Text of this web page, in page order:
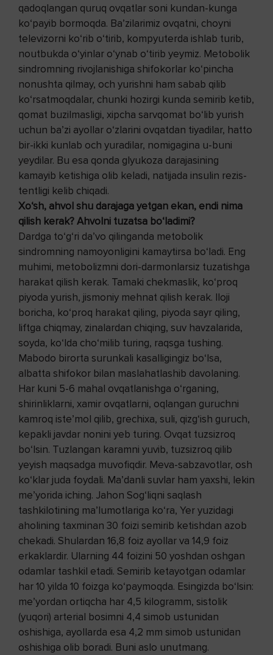
qadoqlangan quruq ovqatlar soni kundan-kunga
ko‘payib bormoqda. Ba’zilarimiz ovqatni, choyni
televizorni ko‘rib o‘tirib, kompyuterda ishlab turib,
noutbukda o‘yinlar o‘ynab o‘tirib yeymiz. Metobolik
sindromning rivojlanishiga shifokorlar ko‘pincha
nonushta qilmay, och yurishni ham sabab qilib
ko‘rsatmoqdalar, chunki hozirgi kunda semirib ketib,
qomat buzilmasligi, xipcha sarvqomat bo‘lib yurish
uchun ba’zi ayollar o‘zlarini ovqatdan tiyadilar, hatto
bir-ikki kunlab och yuradilar, nomigagina u-buni
yeydilar. Bu esa qonda glyukoza darajasining
kamayib ketishiga olib keladi, natijada insulin rezis-
tentligi kelib chiqadi.
Xo‘sh, ahvol shu darajaga yetgan ekan, endi nima
qilish kerak? Ahvolni tuzatsa bo‘ladimi?
Dardga to‘g‘ri da’vo qilinganda metobolik
sindromning namoyonligini kamaytirsa bo‘ladi. Eng
muhimi, metobolizmni dori-darmonlarsiz tuzatishga
harakat qilish kerak. Tamaki chekmaslik, ko‘proq
piyoda yurish, jismoniy mehnat qilish kerak. Iloji
boricha, ko‘proq harakat qiling, piyoda sayr qiling,
liftga chiqmay, zinalardan chiqing, suv havzalarida,
soyda, ko‘lda cho‘milib turing, raqsga tushing.
Mabodo birorta surunkali kasalligingiz bo‘lsa,
albatta shifokor bilan maslahatlashib davolaning.
Har kuni 5-6 mahal ovqatlanishga o‘rganing,
shirinliklarni, xamir ovqatlarni, oqlangan guruchni
kamroq iste’mol qilib, grechixa, suli, qizg‘ish guruch,
kepakli javdar nonini yeb turing. Ovqat tuzsizroq
bo‘lsin. Tuzlangan karamni yuvib, tuzsizroq qilib
yeyish maqsadga muvofiqdir. Meva-sabzavotlar, osh
ko‘klar juda foydali. Ma’danli suvlar ham yaxshi, lekin
me’yorida iching. Jahon Sog‘liqni saqlash
tashkilotining ma’lumotlariga ko‘ra, Yer yuzidagi
aholining taxminan 30 foizi semirib ketishdan azob
chekadi. Shulardan 16,8 foiz ayollar va 14,9 foiz
erkaklardir. Ularning 44 foizini 50 yoshdan oshgan
odamlar tashkil etadi. Semirib ketayotgan odamlar
har 10 yilda 10 foizga ko‘paymoqda. Esingizda bo‘lsin:
me’yordan ortiqcha har 4,5 kilogramm, sistolik
(yuqori) arterial bosimni 4,4 simob ustunidan
oshishiga, ayollarda esa 4,2 mm simob ustunidan
oshishiga olib boradi. Buni aslo unutmang.